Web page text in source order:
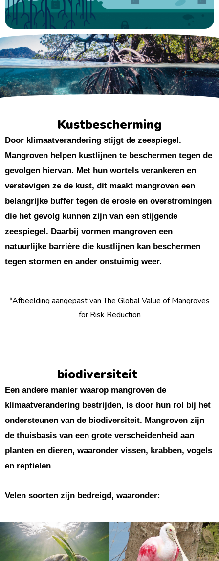
Kustbescherming
Door klimaatverandering stijgt de zeespiegel.
Mangroven helpen kustlijnen te beschermen tegen de
gevolgen hiervan. Met hun wortels verankeren en
verstevigen ze de kust, dit maakt mangroven een
belangrijke buffer tegen de erosie en overstromingen
die het gevolg kunnen zijn van een stijgende
zeespiegel. Daarbij vormen mangroven een
natuurlijke barrière die kustlijnen kan beschermen
tegen stormen en ander onstuimig weer.
*Afbeelding aangepast van The Global Value of Mangroves
for Risk Reduction
biodiversiteit
Een andere manier waarop mangroven de
klimaatverandering bestrijden, is door hun rol bij het
ondersteunen van de biodiversiteit. Mangroven zijn
de thuisbasis van een grote verscheidenheid aan
planten en dieren, waaronder vissen, krabben, vogels
en reptielen.
Velen soorten zijn bedreigd, waaronder: